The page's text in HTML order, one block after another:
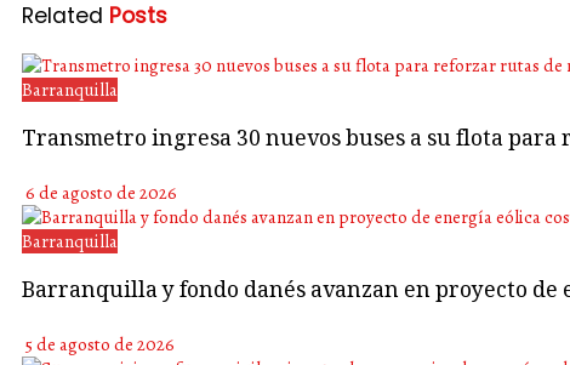
Related Posts
Barranquilla
Transmetro ingresa 30 nuevos buses a su flota
6 de agosto de 2026
Barranquilla
Barranquilla y fondo danés avanzan en proyecto de
5 de agosto de 2026